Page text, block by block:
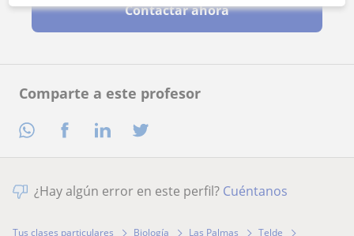
Comparte a este profesor
Contactar ahora
¿Hay algún error en este perfil? Cuéntanos
Tus clases particulares Biología Las Palmas
Telde